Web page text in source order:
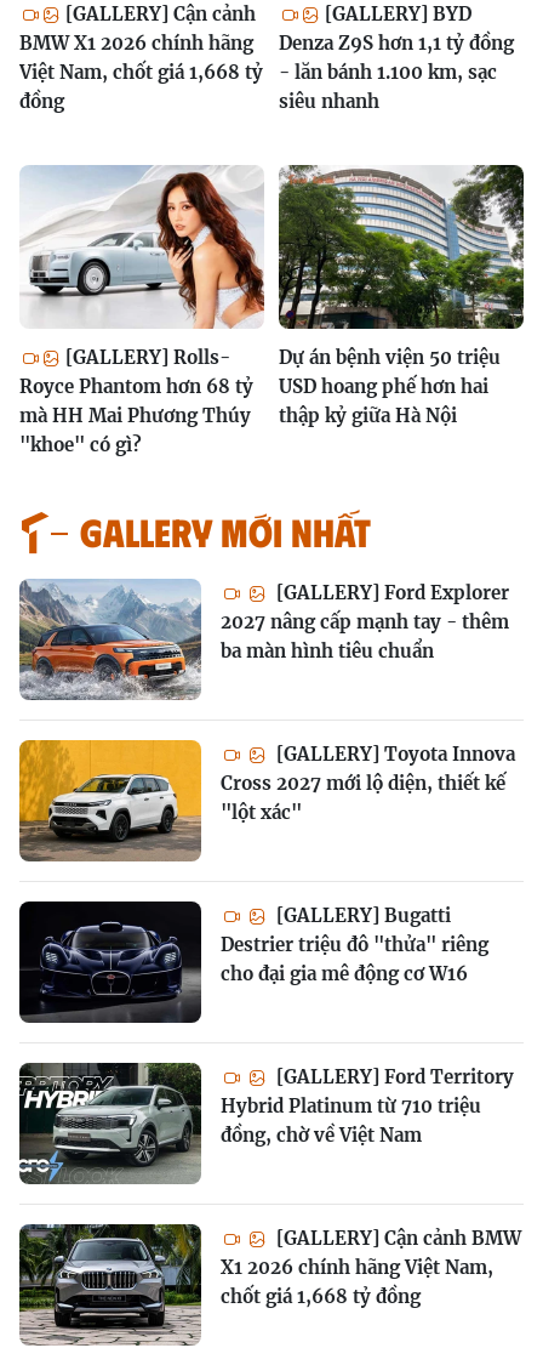
[GALLERY] Cận cảnh
BMW X1 2026 chính hãng
Việt Nam, chốt giá 1,668 tỷ
đồng
[GALLERY] BYD
Denza Z9S hơn 1,1 tỷ đồng
- lăn bánh 1.100 km, sạc
siêu nhanh
[GALLERY] Rolls-
Royce Phantom hơn 68 tỷ
mà HH Mai Phương Thúy
"khoe" có gì?
Dự án bệnh viện 50 triệu
USD hoang phế hơn hai
thập kỷ giữa Hà Nội
GALLERY MỚI NHẤT
[GALLERY] Ford Explorer
2027 nâng cấp mạnh tay - thêm
ba màn hình tiêu chuẩn
[GALLERY] Toyota Innova
Cross 2027 mới lộ diện, thiết kế
"lột xác"
[GALLERY] Bugatti
Destrier triệu đô "thửa" riêng
cho đại gia mê động cơ W16
[GALLERY] Ford Territory
Hybrid Platinum từ 710 triệu
đồng, chờ về Việt Nam
[GALLERY] Cận cảnh BMW
X1 2026 chính hãng Việt Nam,
chốt giá 1,668 tỷ đồng